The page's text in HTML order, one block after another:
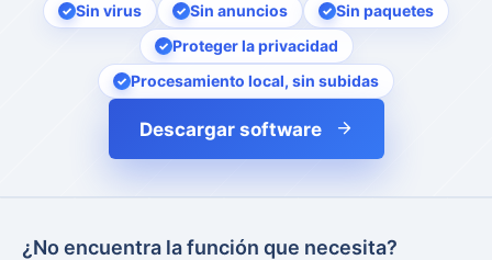
Sin virus Sin anuncios
Sin paquetes
Proteger la privacidad
Procesamiento local, sin subidas
Descargar software
¿No encuentra la función que necesita?